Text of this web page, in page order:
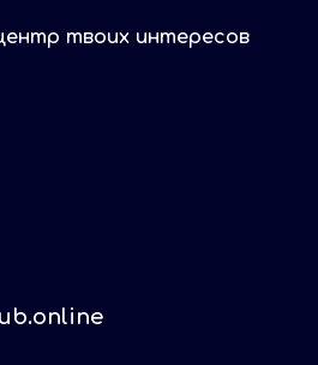
твоих интересов